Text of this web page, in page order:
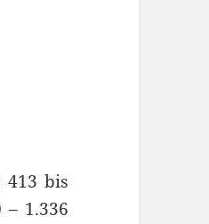
413 bis
1.336